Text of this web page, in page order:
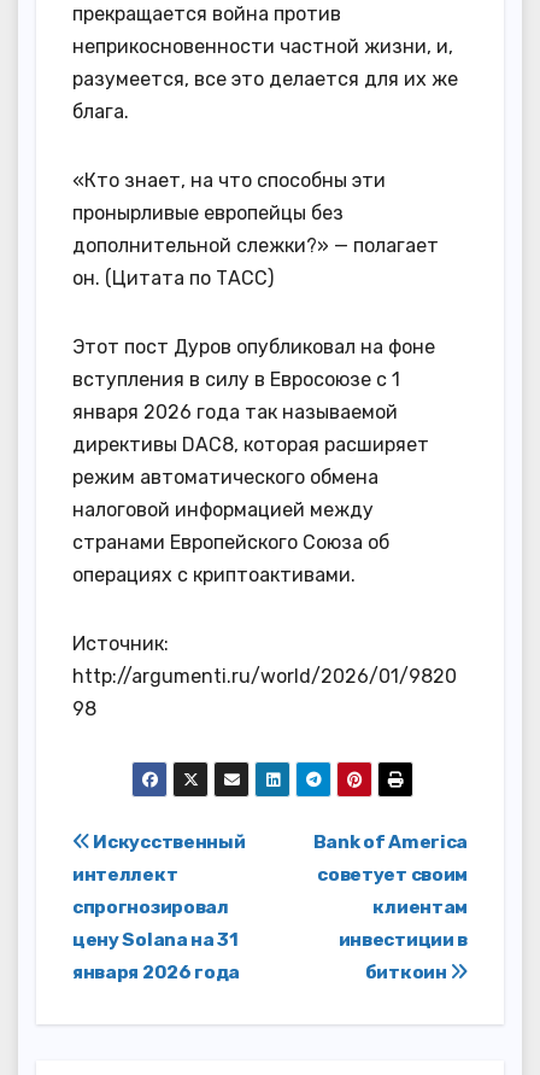
прекращается война против
неприкосновенности частной жизни, и,
разумеется, все это делается для их же
блага.
«Кто знает, на что способны эти
пронырливые европейцы без
дополнительной слежки?» — полагает
он. (Цитата по ТАСС)
Этот пост Дуров опубликовал на фоне
вступления в силу в Евросоюзе с 1
января 2026 года так называемой
директивы DAC8, которая расширяет
режим автоматического обмена
налоговой информацией между
странами Европейского Союза об
операциях с криптоактивами.
Источник:
http://argumenti.ru/world/2026/01/9820
98
Навигация
по
записям
Bank of America
советует своим
клиентам
инвестиции в
биткоин
Искусственный
интеллект
спрогнозировал
цену Solana на 31
января 2026 года